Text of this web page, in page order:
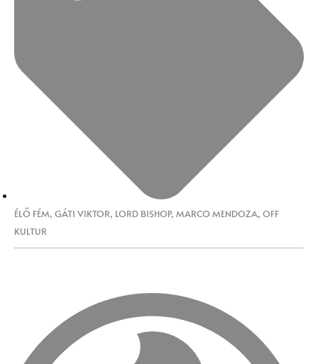
ÉLŐ FÉM, GÁTI VIKTOR, LORD BISHOP, MARCO MENDOZA, OFF
KULTUR